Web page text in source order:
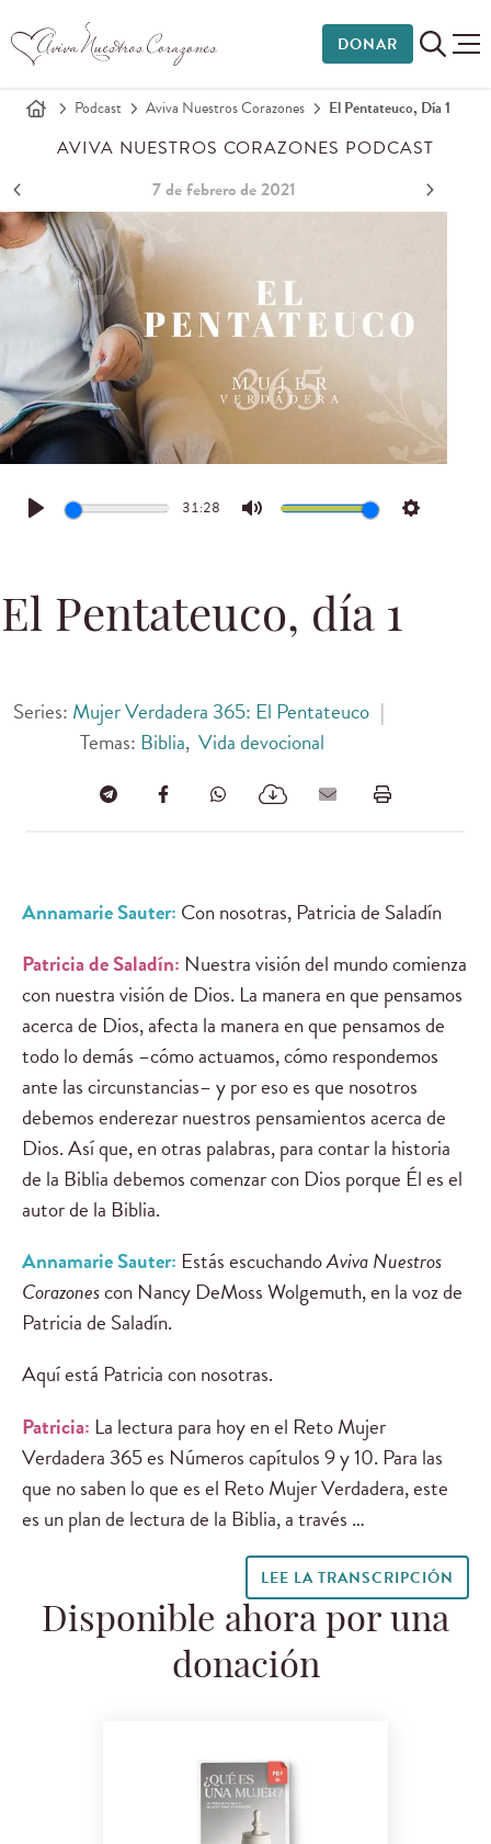
DONAR
Podcast Aviva Nuestros Corazones El Pentateuco, Día 1
AVIVA NUESTROS CORAZONES PODCAST
7 de febrero de 2021
Play
31:28
Mute Settings
El Pentateuco, día 1
Series: Mujer Verdadera 365: El Pentateuco |
Temas: Biblia, Vida devocional
Annamarie Sauter: Con nosotras, Patricia de Saladín
Patricia de Saladín: Nuestra visión del mundo comienza
con nuestra visión de Dios. La manera en que pensamos
acerca de Dios, afecta la manera en que pensamos de
todo lo demás –cómo actuamos, cómo respondemos
ante las circunstancias– y por eso es que nosotros
debemos enderezar nuestros pensamientos acerca de
Dios. Así que, en otras palabras, para contar la historia
de la Biblia debemos comenzar con Dios porque Él es el
autor de la Biblia.
Annamarie Sauter: Estás escuchandoAviva Nuestros
Corazonescon Nancy DeMoss Wolgemuth, en la voz de
Patricia de Saladín.
Aquí está Patricia con nosotras.
Patricia: La lectura para hoy en el Reto Mujer
Verdadera 365 es Números capítulos 9 y 10. Para las
que no saben lo que es el Reto Mujer Verdadera, este
es un plan de lectura de la Biblia, a través …
LEE LA TRANSCRIPCIÓN
Disponible ahora por una
donación